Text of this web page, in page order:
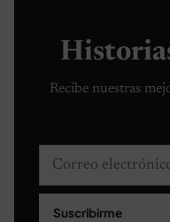
Recibe nuestras
Correo electrónico
Suscribirme